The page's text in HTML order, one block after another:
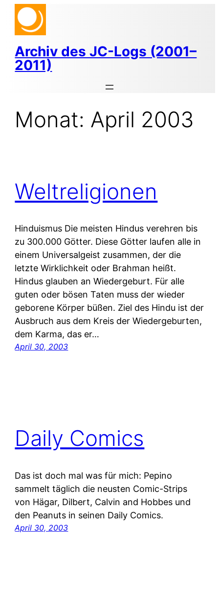
Zum
Inhalt
springen
Archiv des JC-Logs (2001–
2011)
Monat: April 2003
Weltreligionen
Hinduismus Die meisten Hindus verehren bis
zu 300.000 Götter. Diese Götter laufen alle in
einem Universalgeist zusammen, der die
letzte Wirklichkeit oder Brahman heißt.
Hindus glauben an Wiedergeburt. Für alle
guten oder bösen Taten muss der wieder
geborene Körper büßen. Ziel des Hindu ist der
Ausbruch aus dem Kreis der Wiedergeburten,
dem Karma, das er…
April 30, 2003
Daily Comics
Das ist doch mal was für mich: Pepino
sammelt täglich die neusten Comic-Strips
von Hägar, Dilbert, Calvin and Hobbes und
den Peanuts in seinen Daily Comics.
April 30, 2003